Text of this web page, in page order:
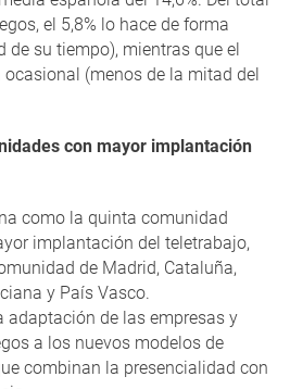
el 5,8% lo hace de forma
de su tiempo), mientras que el
ocasional (menos de la mitad del
con mayor implantación
como la quinta comunidad
implantación del teletrabajo,
de Madrid, Cataluña,
y País Vasco.
adaptación de las empresas y
a los nuevos modelos de
combinan la presencialidad con